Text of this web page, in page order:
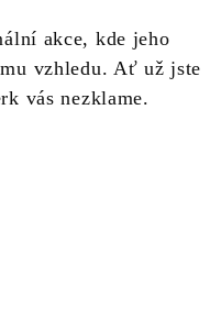
akce, kde jeho
vzhledu. Ať už jste
vás nezklame.